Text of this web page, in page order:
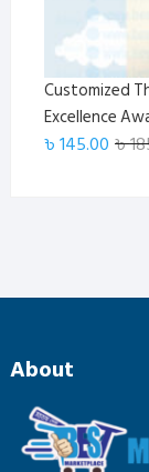
Customized
Excellence
৳
৳145.00
About